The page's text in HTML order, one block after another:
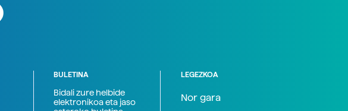
BULETINA
Bidali zure helbide
elektronikoa eta jaso
LEGEZKOA
Nor gara